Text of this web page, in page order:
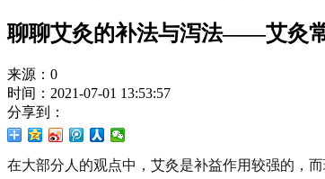
聊聊艾灸的补法与泻法——艾灸
来源：0
时间：2021-07-01 13:53:57
分享到：
在大部分人的观点中，艾灸是补益作用较强的，